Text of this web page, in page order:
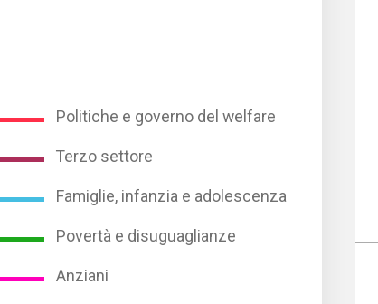
Politiche e governo del welfare
Terzo settore
Famiglie, infanzia e adolescenza
Povertà e disuguaglianze
Anziani